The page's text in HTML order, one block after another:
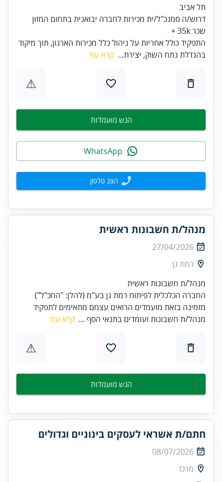
תל אביב
דרוש/ה סמנכ"ל/ית מכירות לחברה יבואנית בתחום המזון
שכר 35k +
התפקיד כולל אחריות על ניהול כלל מכירות הארגון, תוך מיקוד
בהגדלת נתח השוק, יצירת... קרא עוד
⚠
הגש מועמדות
הצג טלפון
מנהל/ת חשבונות ראשית
27/04/2026
רמת גן
החברה הכלכלית לפיתוח רמת גן בע"מ (להלן: "החכ"ל")
מזמינה בזאת מועמדים הרואים עצמם מתאימים לתפקיד
מנהל/ת חשבונות ועומדים בתנאי הסף ... קרא עוד
⚠
הגש מועמדות
חתם/ת אשראי לעסקים בינוניים וגדולים
08/07/2026
מרכז